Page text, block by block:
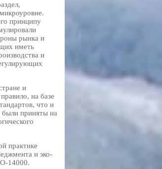
принципу
рынка и
иметь
и
и
на базе
что и
были приняты на
практике
и эко-
14000.